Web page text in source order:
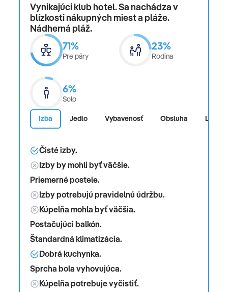
Vynikajúci klub hotel. Sa nachádza v
blízkosti nákupných miest a pláže.
Nádherná pláž.
71%
Pre páry
23%
Rodina
6%
Solo
Izba Jedlo Vybavenosť Obsluha
Čisté izby.
Izby by mohli byť väčšie.
Priemerné postele.
Izby potrebujú pravidelnú údržbu.
Kúpelňa mohla byť väčšia.
Postačujúci balkón.
Štandardná klimatizácia.
Dobrá kuchynka.
Sprcha bola vyhovujúca.
Kúpelňa potrebuje vyčistiť.